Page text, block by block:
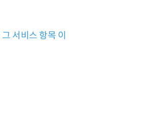
서비스 항목 이